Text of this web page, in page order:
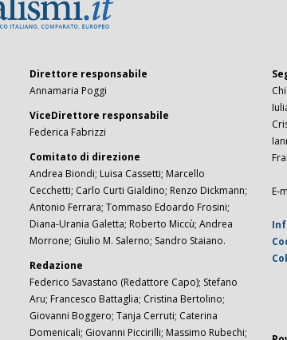
Direttore responsabile
Annamaria Poggi
ViceDirettore responsabile
Federica Fabrizzi
Comitato di direzione
Andrea Biondi; Luisa Cassetti; Marcello
Cecchetti; Carlo Curti Gialdino; Renzo Dickmann;
Antonio Ferrara; Tommaso Edoardo Frosini;
Diana-Urania Galetta; Roberto Miccù; Andrea
Morrone; Giulio M. Salerno; Sandro Staiano.
Redazione
Federico Savastano (Redattore Capo); Stefano
Aru; Francesco Battaglia; Cristina Bertolino;
Giovanni Boggero; Tanja Cerruti; Caterina
Domenicali; Giovanni Piccirilli; Massimo Rubechi;
E-